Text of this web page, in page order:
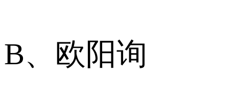
B、欧阳询